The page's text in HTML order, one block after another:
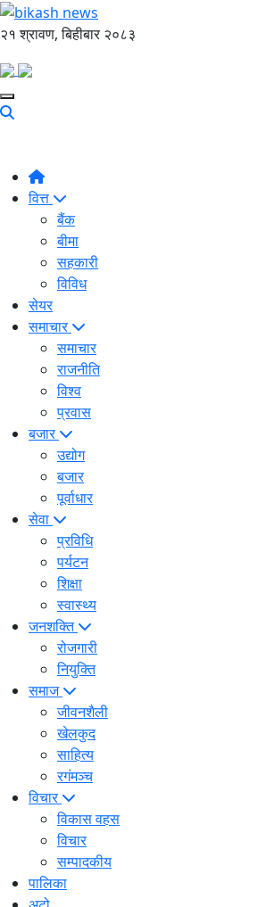
२१ श्रावण, बिहीबार २०८३
वित्त
बैंक
बीमा
सहकारी
विविध
सेयर
समाचार
समाचार
राजनीति
विश्व
प्रवास
बजार
उद्योग
बजार
पूर्वाधार
सेवा
प्रविधि
पर्यटन
शिक्षा
स्वास्थ्य
जनशक्ति
रोजगारी
नियुक्ति
समाज
जीवनशैली
खेलकुद
साहित्य
रगंमञ्च
विचार
विकास वहस
विचार
सम्पादकीय
पालिका